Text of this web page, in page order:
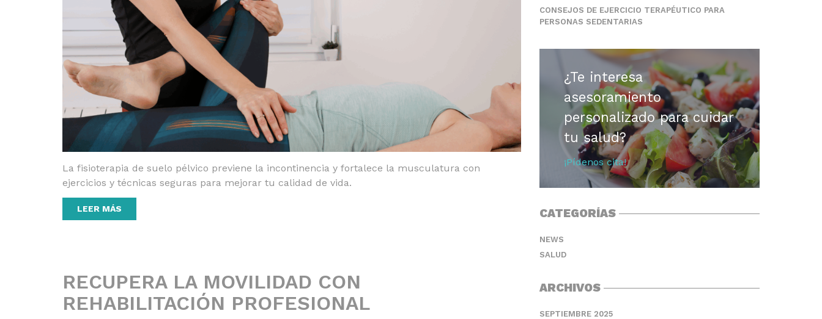
La fisioterapia de suelo pélvico previene la incontinencia y fortalece la musculatura con
ejercicios y técnicas seguras para mejorar tu calidad de vida.
LEER MÁS
RECUPERA LA MOVILIDAD CON
REHABILITACIÓN PROFESIONAL
CONSEJOS DE EJERCICIO TERAPÉUTICO PARA
PERSONAS SEDENTARIAS
¿Te interesa
asesoramiento
personalizado para cuidar
tu salud?
¡Pídenos cita!
CATEGORÍAS
NEWS
SALUD
ARCHIVOS
SEPTIEMBRE 2025